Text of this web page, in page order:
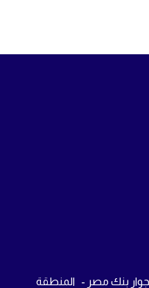
بنك مصر - المنطقة